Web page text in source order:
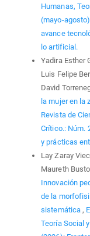
Humanas,
(mayo-
avance
lo artificial.
Yadira Esther
Luis Felipe
David
la mujer en la
Revista de
Crítico.: Núm.
y prácticas
Lay Zaray
Maureth
Innovación
de la
sistemática ,
Teoría Social